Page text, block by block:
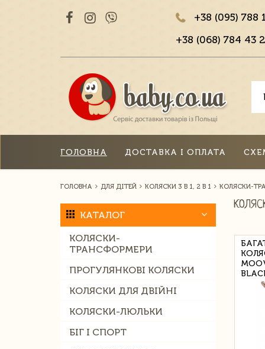
+38 (095) 788
+38 (068) 784 43
ГОЛОВНА ДОСТАВКА І ОПЛАТА
ГОЛОВНА ДЛЯ ДІТЕЙ КОЛЯСКИ 3 В 1, 2 В 1 КОЛЯСКИ-
КАТАЛОГ
КОЛЯСКИ-
ТРАНСФОРМЕРИ
ПРОГУЛЯНКОВІ КОЛЯСКИ
КОЛЯСКИ ДЛЯ ДВІЙНІ
КОЛЯСКИ-ЛЮЛЬКИ
БІГ І СПОРТ